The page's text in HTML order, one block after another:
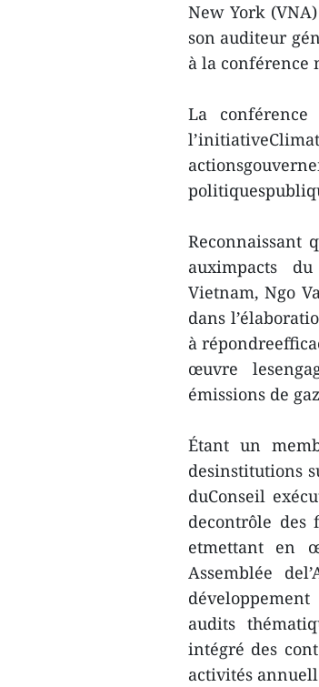
New York
son auditeur
à la conférence
La
Reconnaissant
auximpacts
Vietnam, Ngo
dans
à
œuvre
émissions de
Étant un
desinstitutions
duConseil
decontrôle des
etmettant en
Assemblée
audits
intégré des
activités